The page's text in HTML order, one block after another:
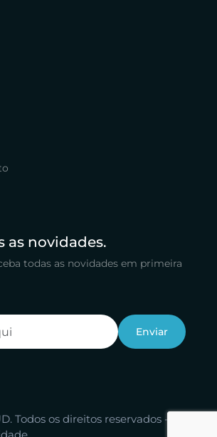
as novidades.
todas as novidades em primeira
Todos os direitos reservados -